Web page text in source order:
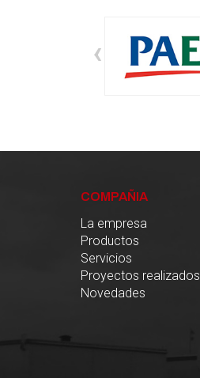
‹
COMPAÑIA
La empresa
Productos
Servicios
Proyectos realizados
Novedades